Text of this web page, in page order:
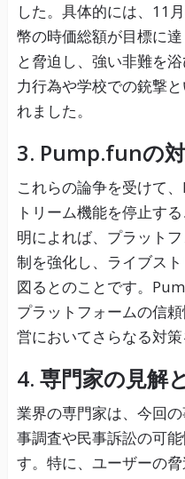
した。具体的には、11
幣の時価総額が目標に
と脅迫し、強い非難を
力行為や学校での銃撃
れました。
3. Pump.funの
これらの論争を受けて
トリーム機能を停止す
明によれば、プラット
制を強化し、ライブス
図るとのことです。
プラットフォームの信
営においてさらなる対
4. 専門家の見解
業界の専門家は、今回
事調査や民事訴訟の可
す。特に、ユーザーの